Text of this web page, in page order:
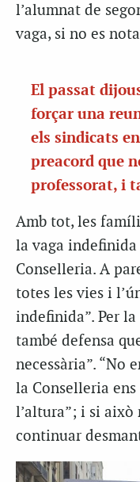
l’alumnat de
vaga, si no es
El passat
forçar una
els sindicats
preacord que
professorat, i
Amb tot, les
la vaga indefinida
Conselleria. A
totes les vies i
indefinida”. Per
també defensa
necessària”. “No
la Conselleria ens
l’altura”; i si això
continuar